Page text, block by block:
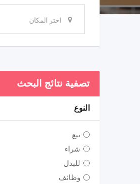
اختر المكان
تصفية نتائج البحث
النوع
بيع
شراء
للبدل
وظائف